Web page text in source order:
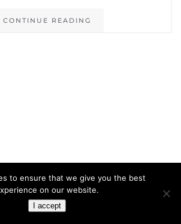
CONTINUE READING
to ensure that we give you the best
on our website.
I accept